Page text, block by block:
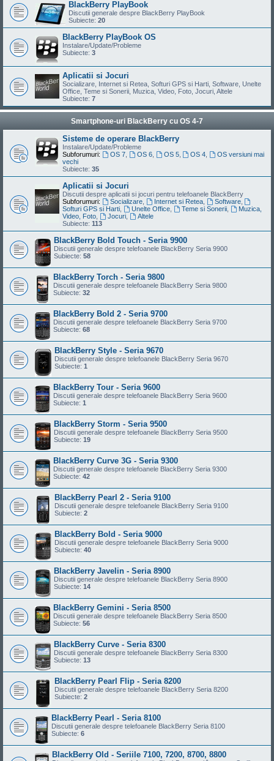
BlackBerry PlayBook
Discutii generale despre BlackBerry PlayBook
Subiecte: 20
BlackBerry PlayBook OS
Instalare/Update/Probleme
Subiecte: 3
Aplicatii si Jocuri
Socializare, Internet si Retea, Softuri GPS si Harti, Software, Unelte
Office, Teme si Sonerii, Muzica, Video, Foto, Jocuri, Altele
Subiecte: 7
Smartphone-uri BlackBerry cu OS 4-7
Sisteme de operare BlackBerry
Instalare/Update/Probleme
Subforumuri:
OS 7, OS 6, OS 5, OS 4
OS versiuni mai
vechi
Subiecte: 35
Aplicatii si Jocuri
Discutii despre aplicatii si jocuri pentru telefoanele BlackBerry
Subforumuri:
Socializare, Internet si Retea, Software,
Softuri GPS si Harti
Unelte Office, Teme si Sonerii,
Muzica,
Video, Foto
Jocuri,
Altele
Subiecte: 113
BlackBerry Bold Touch - Seria 9900
Discutii generale despre telefoanele BlackBerry Seria 9900
Subiecte: 58
BlackBerry Torch - Seria 9800
Discutii generale despre telefoanele BlackBerry Seria 9800
Subiecte: 32
BlackBerry Bold 2 - Seria 9700
Discutii generale despre telefoanele BlackBerry Seria 9700
Subiecte: 68
BlackBerry Style - Seria 9670
Discutii generale despre telefoanele BlackBerry Seria 9670
Subiecte: 1
BlackBerry Tour - Seria 9600
Discutii generale despre telefoanele BlackBerry Seria 9600
Subiecte: 1
BlackBerry Storm - Seria 9500
Discutii generale despre telefoanele BlackBerry Seria 9500
Subiecte: 19
BlackBerry Curve 3G - Seria 9300
Discutii generale despre telefoanele BlackBerry Seria 9300
Subiecte: 42
BlackBerry Pearl 2 - Seria 9100
Discutii generale despre telefoanele BlackBerry Seria 9100
Subiecte: 2
BlackBerry Bold - Seria 9000
Discutii generale despre telefoanele BlackBerry Seria 9000
Subiecte: 40
BlackBerry Javelin - Seria 8900
Discutii generale despre telefoanele BlackBerry Seria 8900
Subiecte: 14
BlackBerry Gemini - Seria 8500
Discutii generale despre telefoanele BlackBerry Seria 8500
Subiecte: 56
BlackBerry Curve - Seria 8300
Discutii generale despre telefoanele BlackBerry Seria 8300
Subiecte: 13
BlackBerry Pearl Flip - Seria 8200
Discutii generale despre telefoanele BlackBerry Seria 8200
Subiecte: 2
BlackBerry Pearl - Seria 8100
Discutii generale despre telefoanele BlackBerry Seria 8100
Subiecte: 6
BlackBerry Old - Seriile 7100, 7200, 8700, 8800